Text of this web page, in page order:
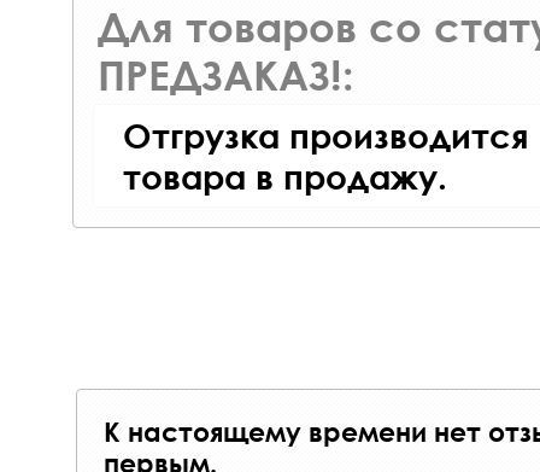
Для товаров со
ПРЕДЗАКАЗ!:
Отгрузка
товара в продажу.
К настоящему времени нет
первым.